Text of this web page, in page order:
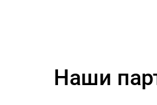
Наши